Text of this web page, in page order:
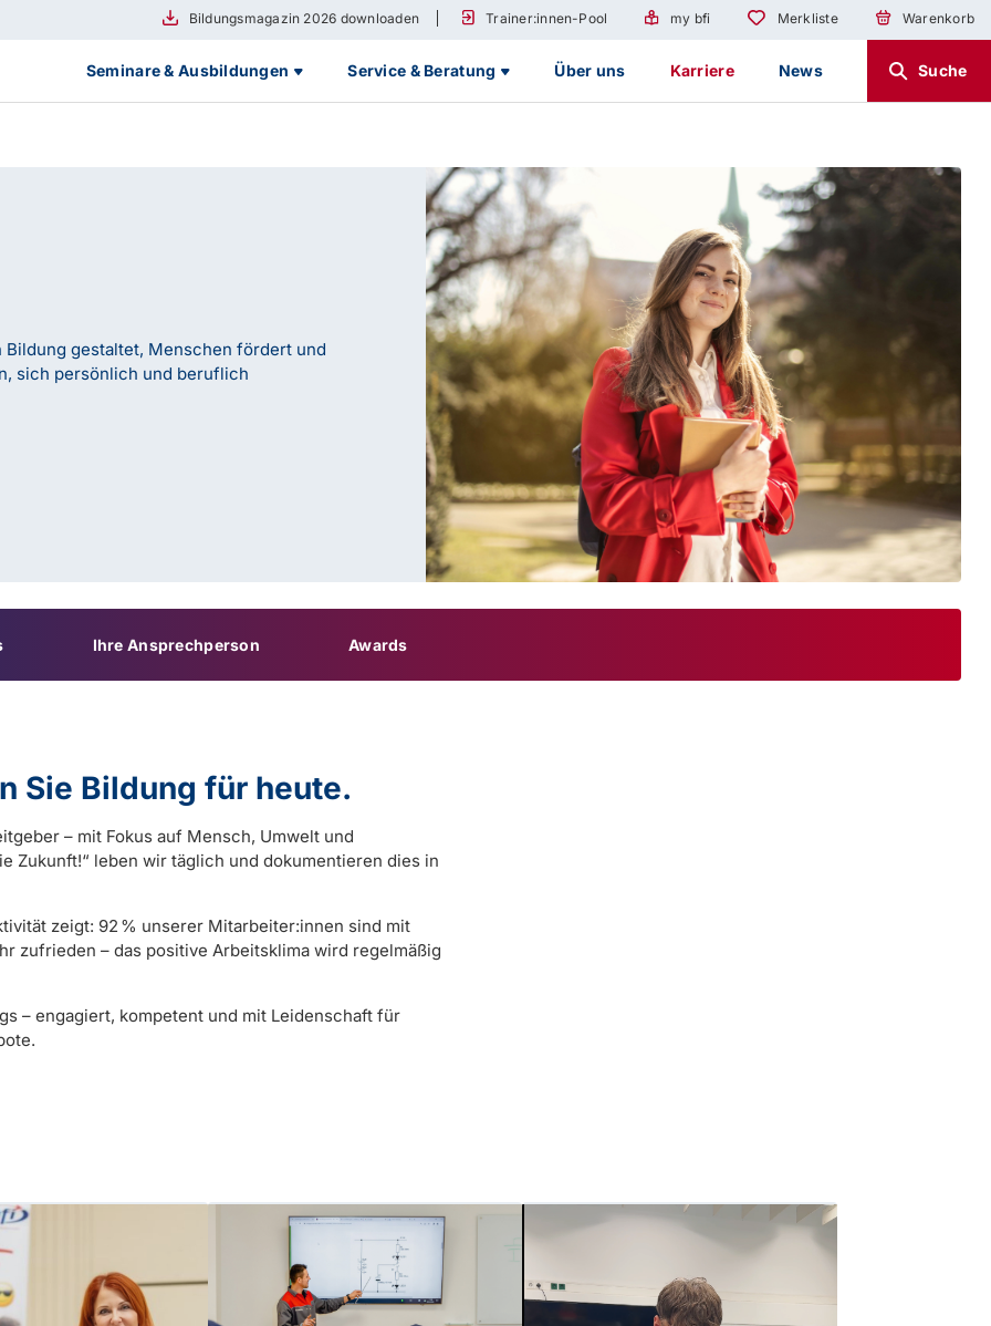
Bildungsmagazin 2026 downloaden Trainer:innen-Pool my bfi Merkliste Warenkorb
Seminare & Ausbildungen Service & Beratung Über uns Karriere News Suche
Bildung gestaltet, Menschen fördert und
sich persönlich und beruflich
Ihre Ansprechperson Awards
Sie Bildung für heute.
– mit Fokus auf Mensch, Umwelt und
Zukunft!“ leben wir täglich und dokumentieren dies in
zeigt: 92 % unserer Mitarbeiter:innen sind mit
zufrieden – das positive Arbeitsklima wird regelmäßig
– engagiert, kompetent und mit Leidenschaft für